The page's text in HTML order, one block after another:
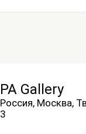
PA Gallery
Россия, Москва,
3